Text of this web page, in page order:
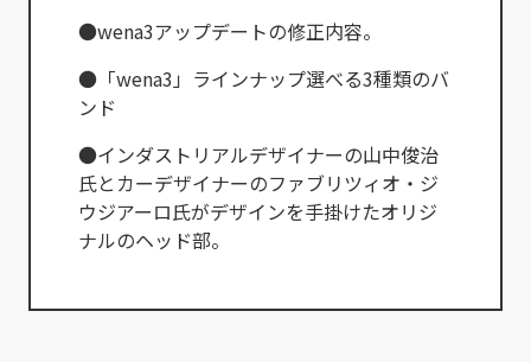
●wena3アップデートの修正内容。
●「wena3」ラインナップ選べる3種類のバ
ンド
●インダストリアルデザイナーの山中俊治
氏とカーデザイナーのファブリツィオ・ジ
ウジアーロ氏がデザインを手掛けたオリジ
ナルのヘッド部。